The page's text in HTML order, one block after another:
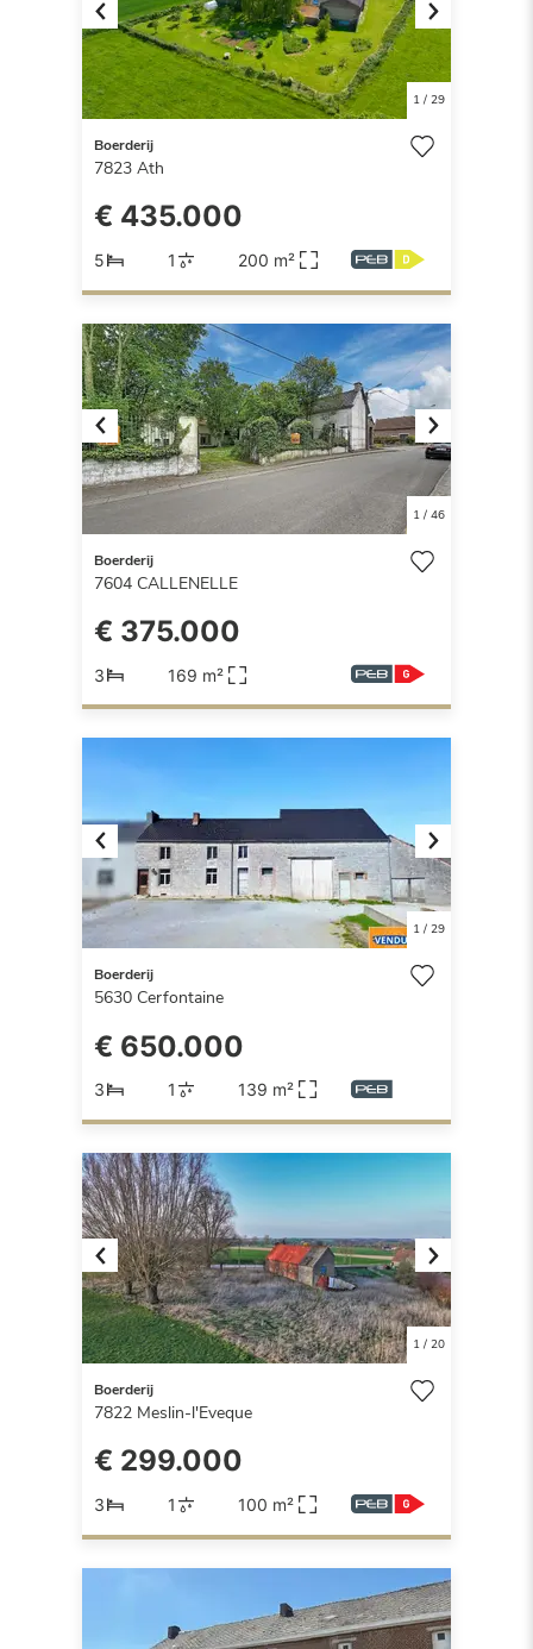
Previous Next
1/ 29
Boerderij
7823 Ath
€ 435.000
5 1 200 m²
Previous Next
1/ 46
Boerderij
7604 CALLENELLE
€ 375.000
3 169 m²
Previous Next
1/ 29
Boerderij
5630 Cerfontaine
€ 650.000
3 1 139 m²
Previous Next
1/ 20
Boerderij
7822 Meslin-l'Eveque
€ 299.000
3 1 100 m²